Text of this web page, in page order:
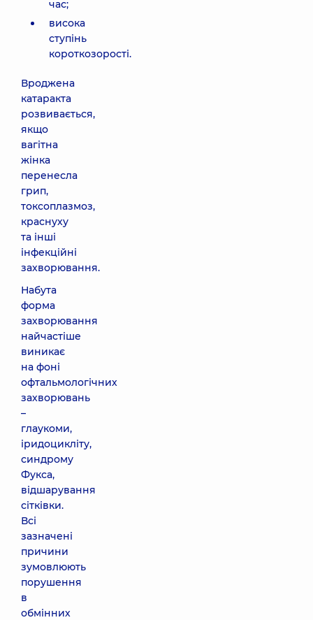
час;
висока
ступінь
короткозорості.
Вроджена
катаракта
розвивається,
якщо
вагітна
жінка
перенесла
грип,
токсоплазмоз,
краснуху
та інші
інфекційні
захворювання.
Набута
форма
захворювання
найчастіше
виникає
на фоні
офтальмологічних
захворювань
–
глаукоми,
іридоцикліту,
синдрому
Фукса,
відшарування
сітківки.
Всі
зазначені
причини
зумовлюють
порушення
в
обмінних